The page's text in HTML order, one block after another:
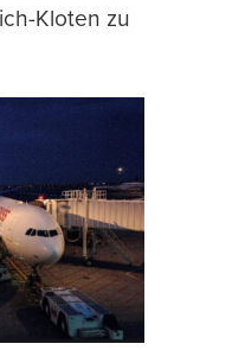
Kloten zu